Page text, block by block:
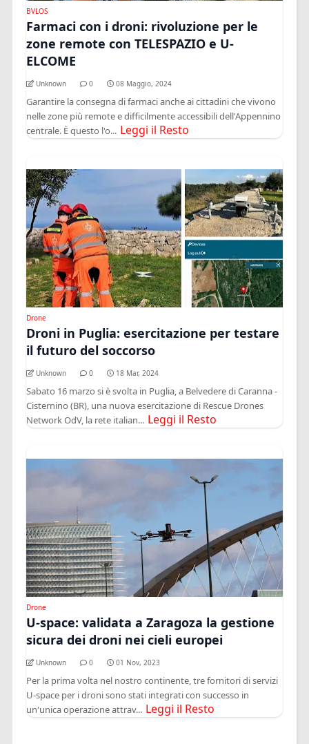
BVLOS
Farmaci con i droni: rivoluzione per le
zone remote con TELESPAZIO e U-
ELCOME
Unknown 0 08 Maggio, 2024
Garantire la consegna di farmaci anche ai cittadini che vivono
nelle zone più remote e difficilmente accessibili dell'Appennino
centrale. È questo l'o... Leggi il Resto
Drone
Droni in Puglia: esercitazione per testare
il futuro del soccorso
Unknown 0 18 Mar, 2024
Sabato 16 marzo si è svolta in Puglia, a Belvedere di Caranna -
Cisternino (BR), una nuova esercitazione di Rescue Drones
Network OdV, la rete italian... Leggi il Resto
Drone
U-space: validata a Zaragoza la gestione
sicura dei droni nei cieli europei
Unknown 0 01 Nov, 2023
Per la prima volta nel nostro continente, tre fornitori di servizi
U-space per i droni sono stati integrati con successo in
un'unica operazione attrav... Leggi il Resto